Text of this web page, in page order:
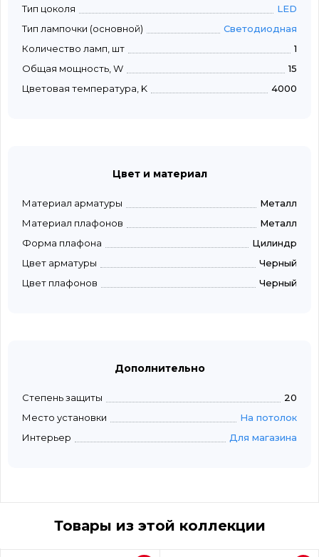
Тип цоколя
LED
Тип лампочки (основной)
Светодиодная
Количество ламп, шт
1
Общая мощность, W
15
Цветовая температура, K
4000
Цвет и материал
Материал арматуры
Металл
Материал плафонов
Металл
Форма плафона
Цилиндр
Цвет арматуры
Черный
Цвет плафонов
Черный
Дополнительно
Степень защиты
20
Место установки
На потолок
Интерьер
Для магазина
Товары из этой коллекции